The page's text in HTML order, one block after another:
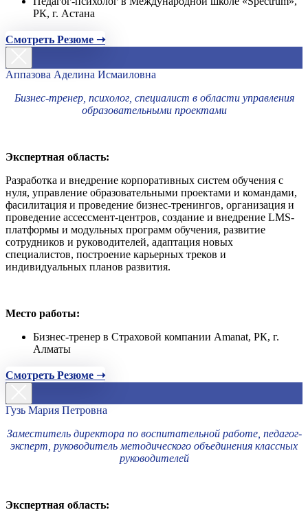
РК, г. Астана
Смотреть Резюме ➝
Аппазова Аделина Исмаиловна
Бизнес-тренер, психолог, специалист в области управления
образовательными проектами
Экспертная область:
Разработка и внедрение корпоративных систем обучения с
нуля, управление образовательными проектами и командами,
фасилитация и проведение бизнес-тренингов, организация и
проведение ассессмент-центров, создание и внедрение LMS-
платформы и модульных программ обучения, развитие
сотрудников и руководителей, адаптация новых
специалистов, построение карьерных треков и
индивидуальных планов развития.
Место работы:
Бизнес-тренер в Страховой компании Amanat, РК, г.
Алматы
Смотреть Резюме ➝
Гузь Мария Петровна
Заместитель директора по воспитательной работе, педагог-
эксперт, руководитель методического объединения классных
руководителей
Экспертная область: